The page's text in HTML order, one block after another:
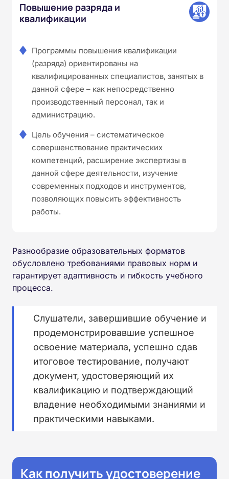
Повышение разряда и
квалификации
Программы повышения квалификации
(разряда) ориентированы на
квалифицированных специалистов, занятых в
данной сфере – как непосредственно
производственный персонал, так и
администрацию.
Цель обучения – систематическое
совершенствование практических
компетенций, расширение экспертизы в
данной сфере деятельности, изучение
современных подходов и инструментов,
позволяющих повысить эффективность
работы.
Разнообразие образовательных форматов
обусловлено требованиями правовых норм и
гарантирует адаптивность и гибкость учебного
процесса.
Слушатели, завершившие обучение и
продемонстрировавшие успешное
освоение материала, успешно сдав
итоговое тестирование, получают
документ, удостоверяющий их
квалификацию и подтверждающий
владение необходимыми знаниями и
практическими навыками.
Как получить удостоверение